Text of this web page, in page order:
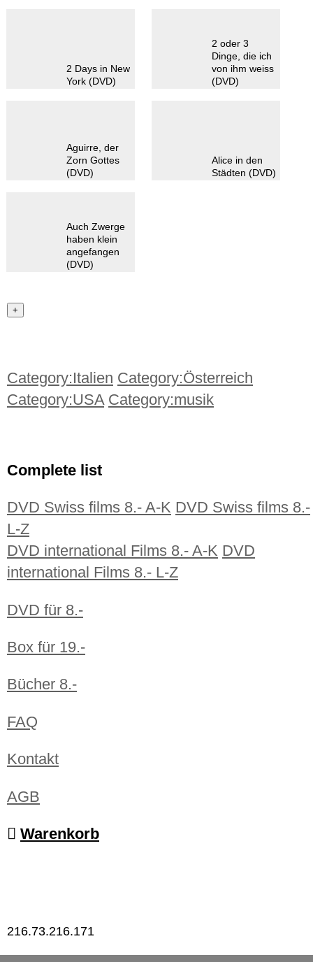
2 Days in New
York (DVD)
2 oder 3
Dinge, die ich
von ihm weiss
(DVD)
Aguirre, der
Zorn Gottes
(DVD)
Alice in den
Städten (DVD)
Auch Zwerge
haben klein
angefangen
(DVD)
+
Category:Italien Category:Österreich
Category:USA Category:musik
Complete list
DVD Swiss films 8.- A-K DVD Swiss films 8.-
L-Z
DVD international Films 8.- A-K DVD
international Films 8.- L-Z
DVD für 8.-
Box für 19.-
Bücher 8.-
FAQ
Kontakt
AGB
Warenkorb
216.73.216.171